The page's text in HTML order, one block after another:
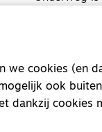
Kvk-
NL46 INGB
cookies (en
ook
dankzij